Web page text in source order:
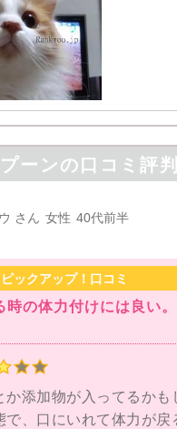
ーンの口コミ評判
さん 女性 40代前半
ックアップ！口コミ
時の体力付けには良い
か添加物が入ってるかも
で、口にいれて体力が戻